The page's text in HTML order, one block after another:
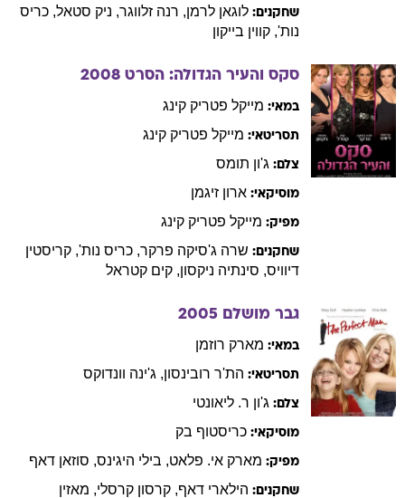
שחקנים: לוגאן לרמן, רנה זלווגר, ניק סטאל, כריס
נות', קווין בייקון
סקס והעיר הגדולה: הסרט 2008
במאי: מייקל פטריק קינג
תסריטאי: מייקל פטריק קינג
צלם: ג'ון תומס
מוסיקאי: ארון זיגמן
מפיק: מייקל פטריק קינג
שחקנים: שרה ג'סיקה פרקר, כריס נות', קריסטין
דיוויס, סינתיה ניקסון, קים קטראל
גבר מושלם 2005
במאי: מארק רוזמן
תסריטאי: הת'ר רובינסון, ג'ינה וונדוקס
צלם: ג'ון ר. ליאונטי
מוסיקאי: כריסטוף בק
מפיק: מארק אי. פלאט, בילי היגינס, סוזאן דאף
שחקנים: הילארי דאף, קרסון קרסלי, מאזין